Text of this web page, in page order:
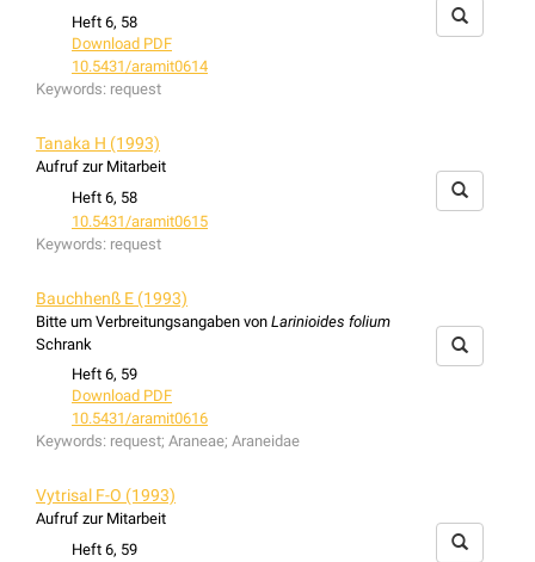
Heft 6, 58
Download PDF
10.5431/aramit0614
Keywords: request
Tanaka H (1993)
Aufruf zur Mitarbeit
Heft 6, 58
10.5431/aramit0615
Keywords: request
Bauchhenß E (1993)
Bitte um Verbreitungsangaben von Larinioides folium
Schrank
Heft 6, 59
Download PDF
10.5431/aramit0616
Keywords: request; Araneae; Araneidae
Vytrisal F-O (1993)
Aufruf zur Mitarbeit
Heft 6, 59